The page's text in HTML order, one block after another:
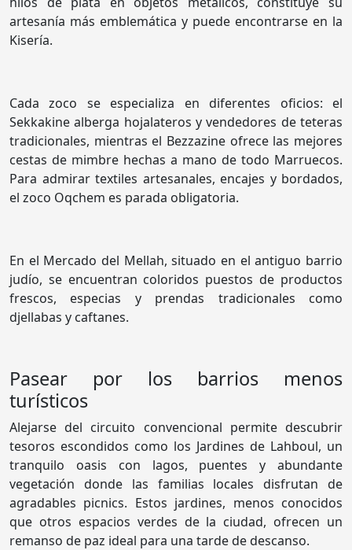
artesanía más emblemática y puede encontrarse en la
Kisería.
Cada zoco se especializa en diferentes oficios: el
Sekkakine alberga hojalateros y vendedores de teteras
tradicionales, mientras el Bezzazine ofrece las mejores
cestas de mimbre hechas a mano de todo Marruecos.
Para admirar textiles artesanales, encajes y bordados,
el zoco Oqchem es parada obligatoria.
En el Mercado del Mellah, situado en el antiguo barrio
judío, se encuentran coloridos puestos de productos
frescos, especias y prendas tradicionales como
djellabas y caftanes.
Pasear por los barrios menos
turísticos
Alejarse del circuito convencional permite descubrir
tesoros escondidos como los Jardines de Lahboul, un
tranquilo oasis con lagos, puentes y abundante
vegetación donde las familias locales disfrutan de
agradables picnics. Estos jardines, menos conocidos
que otros espacios verdes de la ciudad, ofrecen un
remanso de paz ideal para una tarde de descanso.